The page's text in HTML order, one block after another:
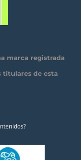
marca registrada
titulares de esta